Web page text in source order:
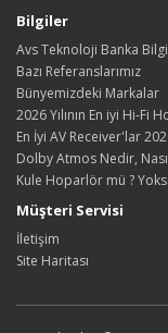
Bilgiler
Avs Teknoloji Banka
Bazı Referanslarımız
Bünyemizdeki Markalar
2026 Yılının En iyi Hi-Fi
En İyi AV Receiver'lar
Dolby Atmos Nedir,
Kule Hoparlör mü ?
Müşteri Servisi
İletişim
Site Haritası